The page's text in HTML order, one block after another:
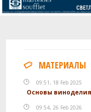
- Coopers Ale
МАТЕРИАЛЫ
09:51, 18 Feb 2025
Основы
09:54, 26 Feb 2026